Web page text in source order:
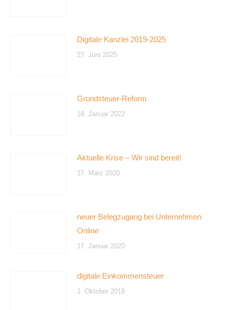
Digitale Kanzlei 2019-2025
27. Juni 2025
Grundsteuer-Reform
18. Januar 2022
Aktuelle Krise – Wir sind bereit!
17. März 2020
neuer Belegzugang bei Unternehmen
Online
17. Januar 2020
digitale Einkommensteuer
1. Oktober 2019